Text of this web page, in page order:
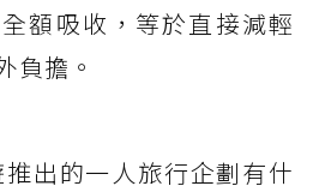
額吸收，等於直接減輕
負擔。
出的一人旅行企劃有什